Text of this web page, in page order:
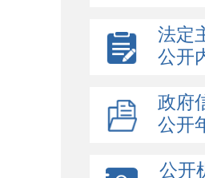
法定
公开
政府
公开
公开